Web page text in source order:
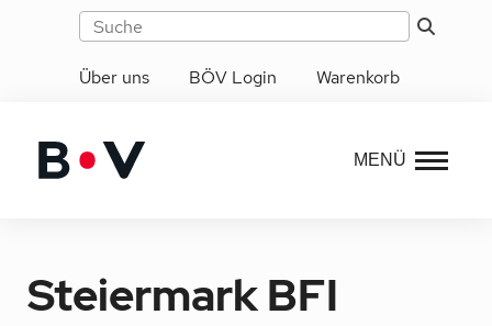
Über uns BÖV Login Warenkorb
MENÜ
Steiermark BFI